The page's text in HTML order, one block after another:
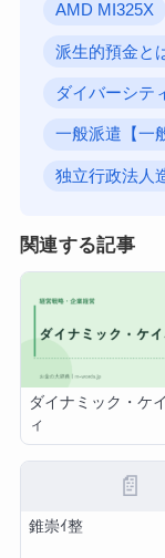
AMD MI325X
派生的預金と
ダイバーシテ
一般派遣【一
独立行政法人
関連する記事
ダイナミック・ケ
ィ
📄
錐崇ｲ整